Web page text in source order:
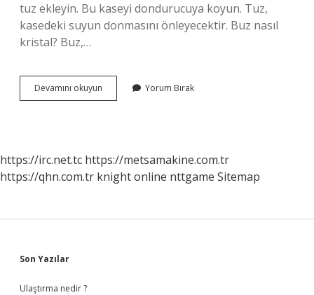
tuz ekleyin. Bu kaseyi dondurucuya koyun. Tuz,
kasedeki suyun donmasını önleyecektir. Buz nasıl
kristal? Buz,…
Devamını okuyun
Buz
Yorum Bırak
https://irc.net.tc https://metsamakine.com.tr
https://qhn.com.tr knight online nttgame Sitemap
Sidebar
Son Yazılar
Ulaştırma nedir ?